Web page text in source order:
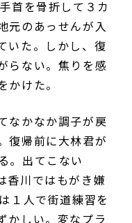
首を骨折して３カ
元のあっせんが入
いた。しかし、復
らない。焦りを感
けた。
なかなか調子が戻
復帰前に大林君が
。出てこない
香川ではもがき嫌
１人で街道練習を
かしい。変なプラ